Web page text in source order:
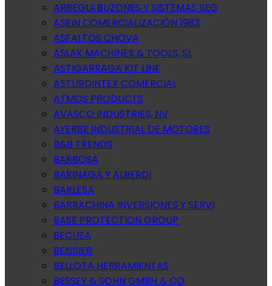
ARREGUI BUZONES Y SISTEMAS SEG
ASEIN COMERCIALIZACIÓN 1983
ASFALTOS CHOVA
ASLAK MACHINES & TOOLS, SL
ASTIGARRAGA KIT LINE
ASTURDINTEX COMERCIAL
ATMOS PRODUCTS
AVASCO INDUSTRIES, NV
AYERBE INDUSTRIAL DE MOTORES
B&B TRENDS
BARBOSA
BARINAGA Y ALBERDI
BARLESA
BARRACHINA INVERSIONES Y SERVI
BASE PROTECTION GROUP
BECUSA
BEISSIER
BELLOTA HERRAMIENTAS
BESSEY & SOHN GMBH & CO